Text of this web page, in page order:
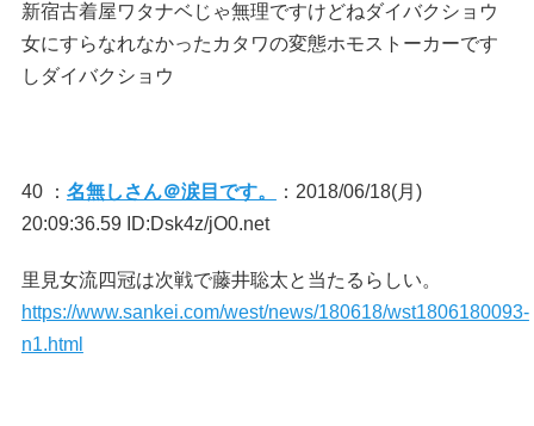
新宿古着屋ワタナベじゃ無理ですけどねダイバクショウ
女にすらなれなかったカタワの変態ホモストーカーです
しダイバクショウ
40 ： 名無しさん＠涙目です。
：2018/06/18(月)
20:09:36.59 ID:Dsk4z/jO0.net
里見女流四冠は次戦で藤井聡太と当たるらしい。
https://www.sankei.com/west/news/180618/wst1806180093-
n1.html